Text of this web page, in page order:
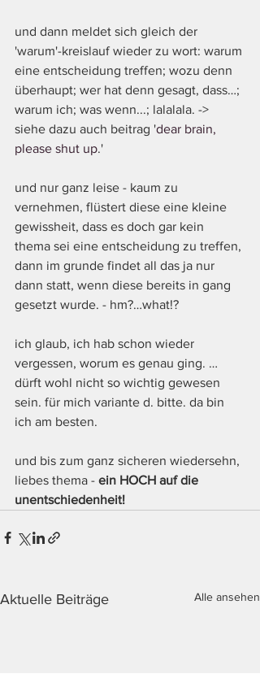
und dann meldet sich gleich der
'warum'-kreislauf wieder zu wort: warum
eine entscheidung treffen; wozu denn
überhaupt; wer hat denn gesagt, dass…;
warum ich; was wenn...; lalalala. ->
siehe dazu auch beitrag 'dear brain,
please shut up.'
und nur ganz leise - kaum zu
vernehmen, flüstert diese eine kleine
gewissheit, dass es doch gar kein
thema sei eine entscheidung zu treffen,
dann im grunde findet all das ja nur
dann statt, wenn diese bereits in gang
gesetzt wurde. - hm?…what!?
ich glaub, ich hab schon wieder
vergessen, worum es genau ging. …
dürft wohl nicht so wichtig gewesen
sein. für mich variante d. bitte. da bin
ich am besten.
und bis zum ganz sicheren wiedersehn,
liebes thema - ein HOCH auf die
unentschiedenheit!
Aktuelle Beiträge Alle ansehen